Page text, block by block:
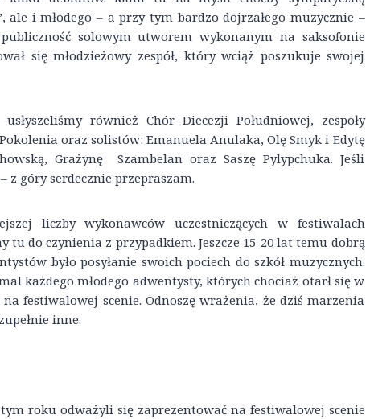
ale i młodego – a przy tym bardzo dojrzałego muzycznie –
solowym utworem wykonanym na saksofonie
się młodzieżowy zespół, który wciąż poszukuje swojej
również Chór Diecezji Południowej, zespoły
oraz solistów: Emanuela Anulaka, Olę Smyk i Edytę
Grażynę Szambelan oraz Saszę Pylypchuka. Jeśli
z góry serdecznie przepraszam.
liczby wykonawców uczestniczących w festiwalach
tu do czynienia z przypadkiem. Jeszcze 15-20 lat temu dobrą
było posyłanie swoich pociech do szkół muzycznych.
każdego młodego adwentysty, których chociaż otarł się w
festiwalowej scenie. Odnoszę wrażenia, że dziś marzenia
inne.
roku odważyli się zaprezentować na festiwalowej scenie